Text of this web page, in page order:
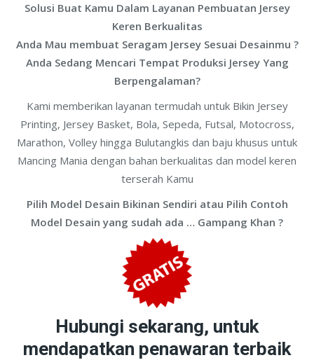
Solusi Buat Kamu Dalam Layanan Pembuatan Jersey
Keren Berkualitas
Anda Mau membuat Seragam Jersey Sesuai Desainmu ?
Anda Sedang Mencari Tempat Produksi Jersey Yang
Berpengalaman?
Kami memberikan layanan termudah untuk Bikin Jersey
Printing, Jersey Basket, Bola, Sepeda, Futsal, Motocross,
Marathon, Volley hingga Bulutangkis dan baju khusus untuk
Mancing Mania dengan bahan berkualitas dan model keren
terserah Kamu
Pilih Model Desain Bikinan Sendiri atau Pilih Contoh
Model Desain yang sudah ada … Gampang Khan ?
Hubungi sekarang, untuk
mendapatkan penawaran terbaik